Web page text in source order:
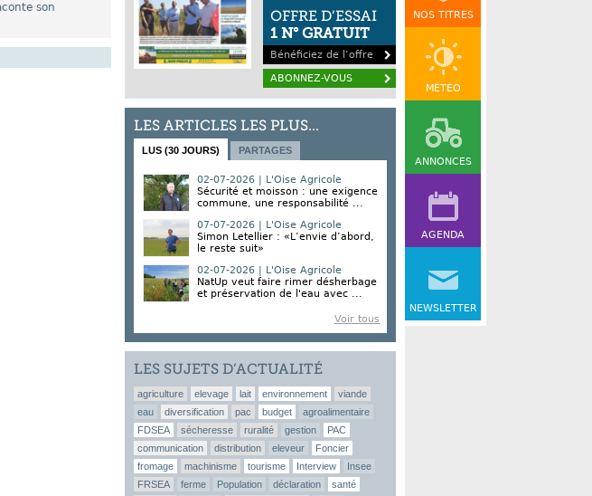
NOS TITRES
MÉTÉO
ANNONCES
AGENDA
NEWSLETTER
son
OFFRE D’ESSAI
1 N° GRATUIT
Bénéficiez de l’offre
ABONNEZ-VOUS
LES ARTICLES LES PLUS...
LUS (30 JOURS) PARTAGES
02-07-2026 | L'Oise Agricole
Sécurité et moisson : une exigence
commune, une responsabilité ...
07-07-2026 | L'Oise Agricole
Simon Letellier : «L’envie d’abord,
le reste suit»
02-07-2026 | L'Oise Agricole
NatUp veut faire rimer désherbage
et préservation de l'eau avec ...
Voir tous
LES SUJETS D’ACTUALITÉ
agriculture elevage lait environnement
viande
eau
diversification pac budget
agroalimentaire
FDSEA
sécheresse ruralité gestion
PAC
communication
distribution eleveur
Foncier
fromage
machinisme tourisme Interview
Insee
FRSEA
ferme Population déclaration santé